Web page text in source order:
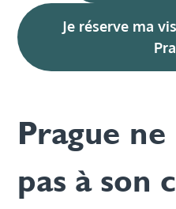
Je réserve ma
Prague
pas à son